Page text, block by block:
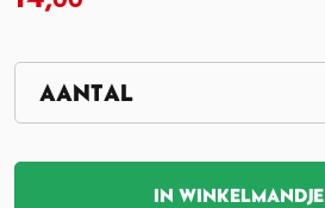
IN WINKELMANDJE